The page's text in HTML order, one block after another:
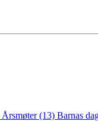
Årsmøter (13) Barnas